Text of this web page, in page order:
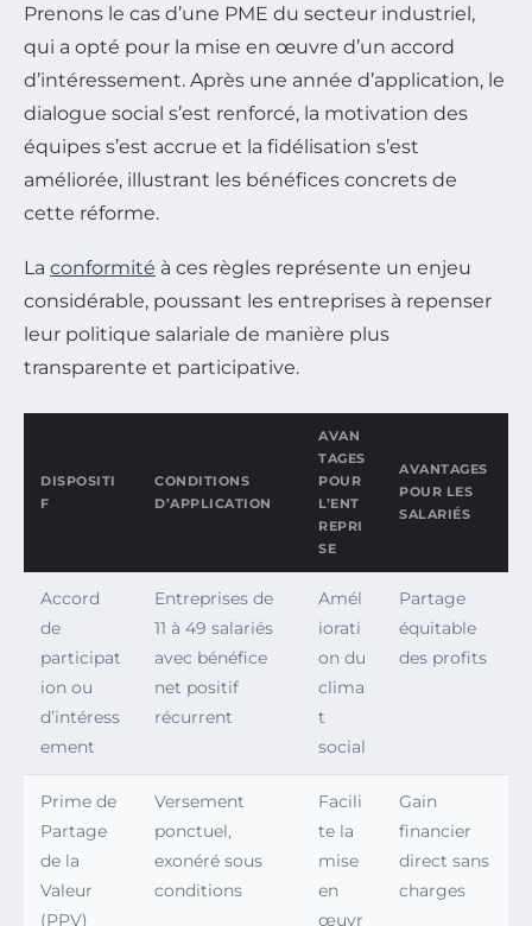
Prenons le cas d’une PME du secteur industriel,
qui a opté pour la mise en œuvre d’un accord
d’intéressement. Après une année d’application, le
dialogue social s’est renforcé, la motivation des
équipes s’est accrue et la fidélisation s’est
améliorée, illustrant les bénéfices concrets de
cette réforme.
La conformité à ces règles représente un enjeu
considérable, poussant les entreprises à repenser
leur politique salariale de manière plus
transparente et participative.
DISPOSITI
F
CONDITIONS
D’APPLICATION
AVAN
TAGES
POUR
L’ENT
REPRI
SE
AVANTAGES
POUR LES
SALARIÉS
Accord
de
participat
ion ou
d’intéress
ement
Entreprises de
11 à 49 salariés
avec bénéfice
net positif
récurrent
Amél
iorati
on du
clima
t
social
Partage
équitable
des profits
Prime de
Partage
de la
Valeur
(PPV)
Versement
ponctuel,
exonéré sous
conditions
Facili
te la
mise
en
œuvr
Gain
financier
direct sans
charges